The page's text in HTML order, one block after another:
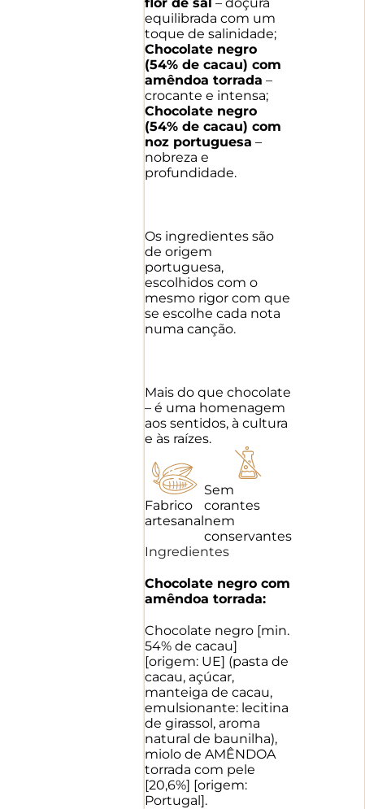
equilibrada com um
toque de salinidade;
Chocolate negro
(54% de cacau) com
amêndoa torrada –
crocante e intensa;
Chocolate negro
(54% de cacau) com
noz portuguesa –
nobreza e
profundidade.
Os ingredientes são
de origem
portuguesa,
escolhidos com o
mesmo rigor com que
se escolhe cada nota
numa canção.
Mais do que chocolate
– é uma homenagem
aos sentidos, à cultura
e às raízes.
Fabrico
artesanal
Sem
corantes
nem
conservantes
Ingredientes
Chocolate negro com
amêndoa torrada:
Chocolate negro [min.
54% de cacau]
[origem: UE] (pasta de
cacau, açúcar,
manteiga de cacau,
emulsionante: lecitina
de girassol, aroma
natural de baunilha),
miolo de AMÊNDOA
torrada com pele
[20,6%] [origem:
Portugal].